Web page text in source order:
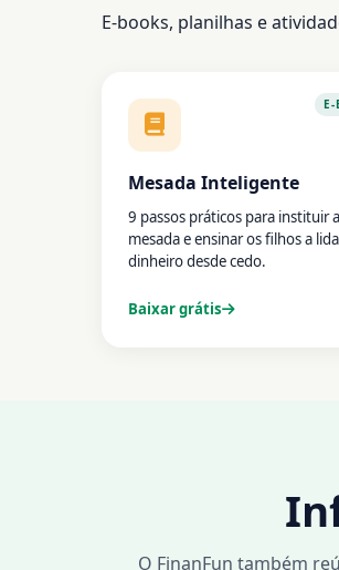
E-books, planilhas e
E-
Mesada Inteligente
9 passos práticos para instituir a
mesada e ensinar os filhos a
dinheiro desde cedo.
Baixar grátis
O FinanFun também